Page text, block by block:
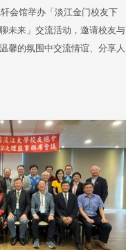
会馆举办「淡江金门校友下
未来」交流活动，邀请校友与
馨的氛围中交流情谊、分享人